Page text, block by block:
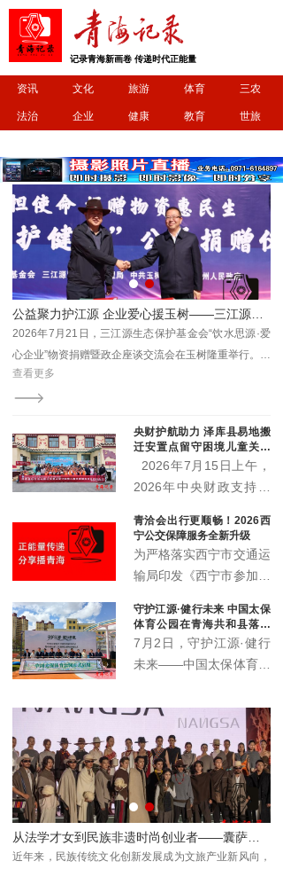
记录青海新画卷 传递时代正能量
资讯 文化 旅游 体育 三农
法治 企业 健康 教育 世旅
公益聚力护江源 企业爱心援玉树——三江源生态保护基金会爱心企业捐赠暨座谈交流会顺利举行
2026年7月21日，三江源生态保护基金会“饮水思源·爱
心企业”物资捐赠暨政企座谈交流会在玉树隆重举行。三
江源生态保护基金会理事长杜捷、副理事长白宗科，玉
树州政协副主席才多杰、郑州安图生物科技有限公司总
弓鸽出席活动。州直相关部门、三江源国家公园各园区
管委会及基层代表参加活动。
查看更多
央财护航助力 泽库县易地搬
迁安置点留守困境儿童关爱
项目启动
2026年7月15日上午，
2026年中央财政支持社
——泽库县牧区易地搬迁
安置点留守困境儿童关爱
服务项目，在泽库县东格
青洽会出行更顺畅！2026西
宁公交保障服务全新升级
为严格落实西宁市交通运
输局印发《西宁市参加第
投资贸易洽谈会交通运输
服务保障工作方案》的通
知要求，西宁公交集团将
力，全力保障2026年青
洽会安全、有序、顺利举
办。
守护江源·健行未来 中国太保
体育公园在青海共和县落成
仪式圆满举办
7月2日，守护江源·健行
未来——中国太保体育公
绿色保险捐赠仪式在青海
省海南州共和县圆满举
办。三江源生态保护基金
会、海南州政府、中国太
保、上海建工集团、上海
园林集团相关领导及媒体
代表出席本次活动。 从法学才女到民族非遗时尚创业者——囊萨品牌主理人刚措的逐梦之路
近年来，民族传统文化创新发展成为文旅产业新风向，